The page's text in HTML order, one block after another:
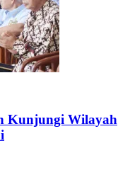
Kunjungi Wilayah